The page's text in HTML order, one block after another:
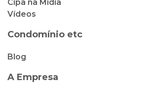
Cipa na Mídia
Vídeos
Condomínio etc
Blog
A Empresa